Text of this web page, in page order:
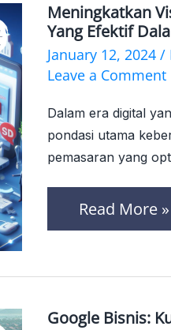
Meningkatkan
Yang Efektif
January 12, 2024 /
Leave a Comment
Dalam era digital
pondasi utama
pemasaran yang
Visibilitas
Bisnis
Strategi
Paid
Traffic
yang
Efektif
Online
Read More »
Google Bisnis:
Google